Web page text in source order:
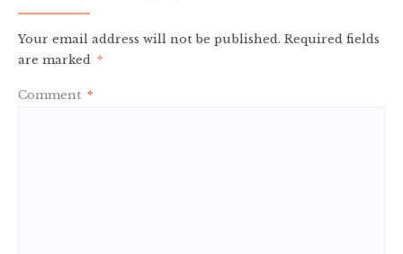
Your email address will not be published. Required fields
are marked *
Comment *